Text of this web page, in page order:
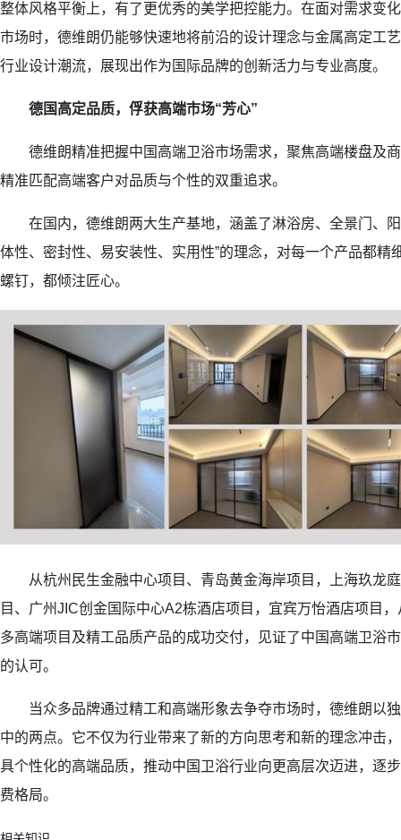
整体风格平衡上，有了更优秀的美学把控能力。在面对需求变
市场时，德维朗仍能够快速地将前沿的设计理念与金属高定工
行业设计潮流，展现出作为国际品牌的创新活力与专业高度。
德国高定品质，俘获高端市场“芳心”
德维朗精准把握中国高端卫浴市场需求，聚焦高端楼盘及商
精准匹配高端客户对品质与个性的双重追求。
在国内，德维朗两大生产基地，涵盖了淋浴房、全景门、阳
体性、密封性、易安装性、实用性”的理念，对每一个产品都精
螺钉，都倾注匠心。
从杭州民生金融中心项目、青岛黄金海岸项目，上海玖龙庭
目、广州JIC创金国际中心A2栋酒店项目，宜宾万怡酒店项目
多高端项目及精工品质产品的成功交付，见证了中国高端卫浴
的认可。
当众多品牌通过精工和高端形象去争夺市场时，德维朗以独
中的两点。它不仅为行业带来了新的方向思考和新的理念冲击
具个性化的高端品质，推动中国卫浴行业向更高层次迈进，逐
费格局。